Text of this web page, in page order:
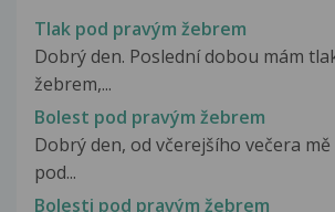
Tlak pod pravým žebrem
Dobrý den. Poslední dobou mám
žebrem,...
Bolest pod pravým žebrem
Dobrý den, od včerejšího večera
pod...
Bolesti pod pravým žebrem